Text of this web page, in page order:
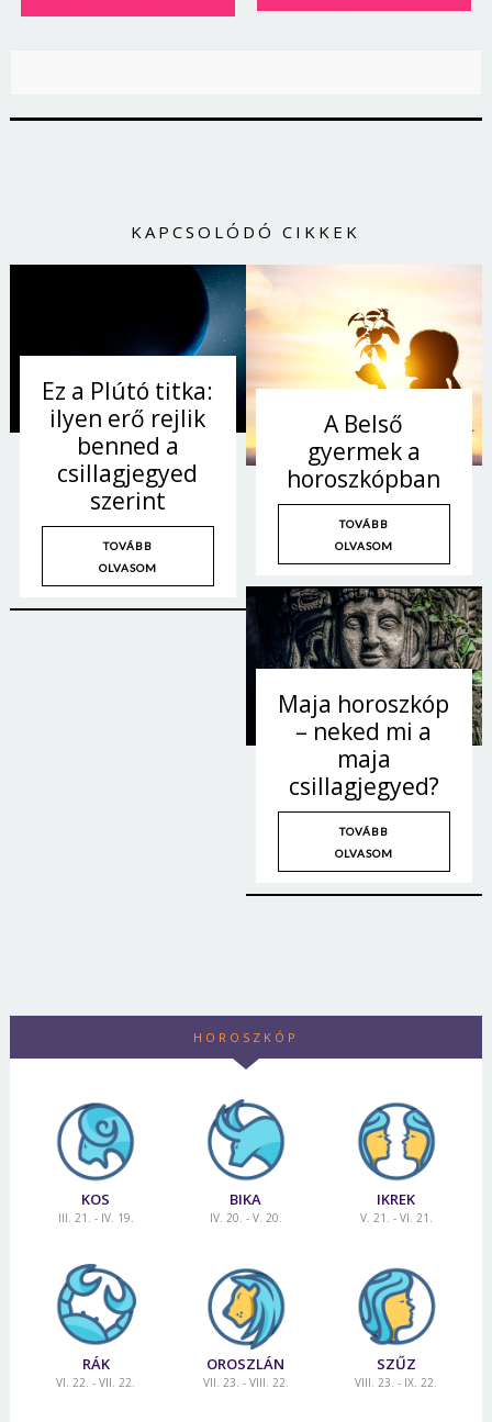
KAPCSOLÓDÓ CIKKEK
Ez a Plútó titka:
ilyen erő rejlik
benned a
csillagjegyed
szerint
TOVÁBB
OLVASOM
A Belső
gyermek a
horoszkópban
TOVÁBB
OLVASOM
Maja horoszkóp
– neked mi a
maja
csillagjegyed?
TOVÁBB
OLVASOM
HOROSZKÓP
KOS
III. 21. - IV. 19.
BIKA
IV. 20. - V. 20.
IKREK
V. 21. - VI. 21.
RÁK
VI. 22. - VII. 22.
OROSZLÁN
VII. 23. - VIII. 22.
SZŰZ
VIII. 23. - IX. 22.
Borsonline bejelentkezés
E-mail cím vagy felhasználónév